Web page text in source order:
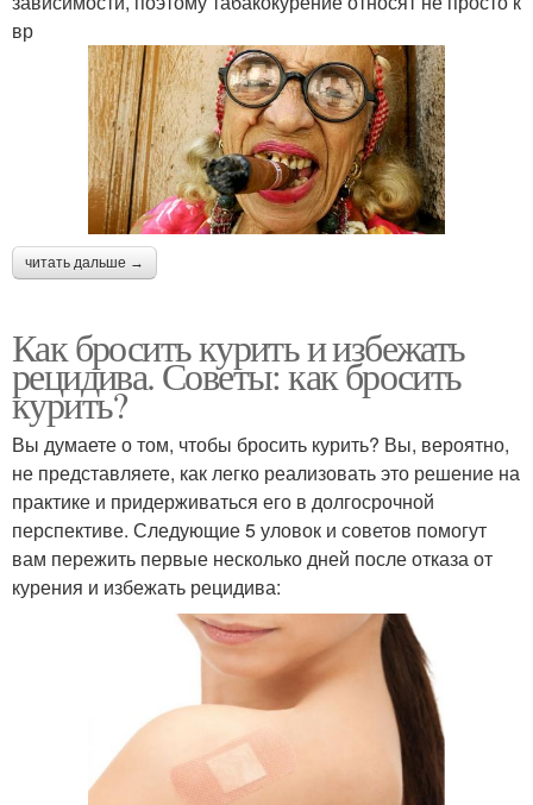
вр
читать дальше →
Как бросить курить и избежать
рецидива. Советы: как бросить
курить?
Вы думаете о том, чтобы бросить курить? Вы, вероятно,
не представляете, как легко реализовать это решение на
практике и придерживаться его в долгосрочной
перспективе. Следующие 5 уловок и советов помогут
вам пережить первые несколько дней после отказа от
курения и избежать рецидива: